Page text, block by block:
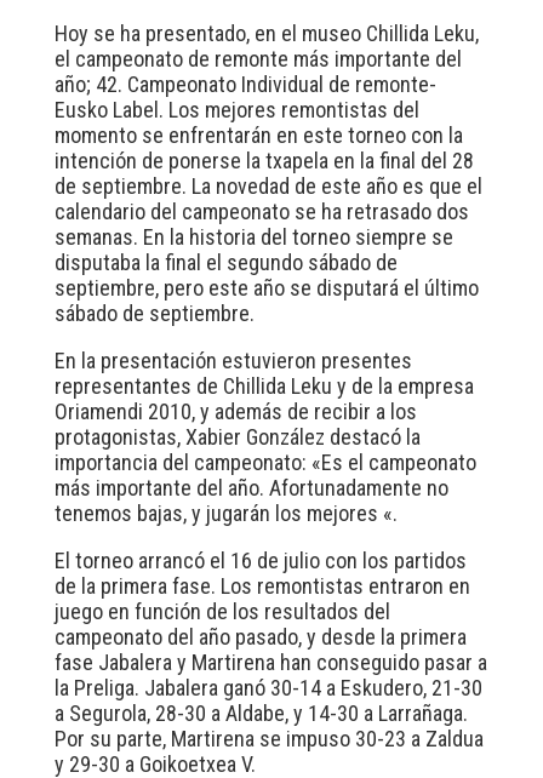
Hoy se ha presentado, en el museo Chillida Leku,
el campeonato de remonte más importante del
año; 42. Campeonato Individual de remonte-
Eusko Label. Los mejores remontistas del
momento se enfrentarán en este torneo con la
intención de ponerse la txapela en la final del 28
de septiembre. La novedad de este año es que el
calendario del campeonato se ha retrasado dos
semanas. En la historia del torneo siempre se
disputaba la final el segundo sábado de
septiembre, pero este año se disputará el último
sábado de septiembre.
En la presentación estuvieron presentes
representantes de Chillida Leku y de la empresa
Oriamendi 2010, y además de recibir a los
protagonistas, Xabier González destacó la
importancia del campeonato: «Es el campeonato
más importante del año. Afortunadamente no
tenemos bajas, y jugarán los mejores «.
El torneo arrancó el 16 de julio con los partidos
de la primera fase. Los remontistas entraron en
juego en función de los resultados del
campeonato del año pasado, y desde la primera
fase Jabalera y Martirena han conseguido pasar a
la Preliga. Jabalera ganó 30-14 a Eskudero, 21-30
a Segurola, 28-30 a Aldabe, y 14-30 a Larrañaga.
Por su parte, Martirena se impuso 30-23 a Zaldua
y 29-30 a Goikoetxea V.